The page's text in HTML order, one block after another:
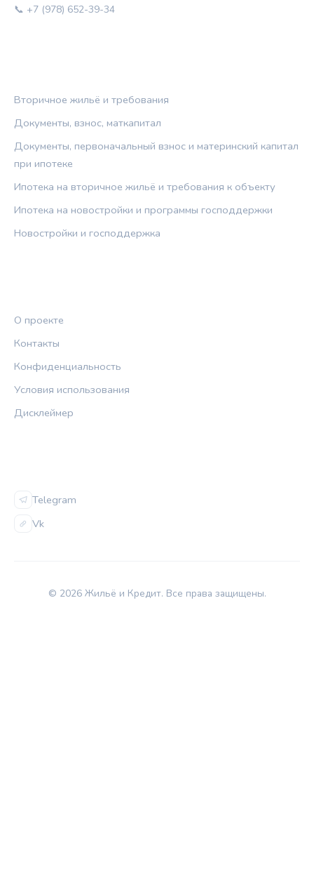
📞 +7 (978) 652-39-34
Вторичное жильё и требования
Документы, взнос, маткапитал
Документы, первоначальный взнос и материнский капитал
при ипотеке
Ипотека на вторичное жильё и требования к объекту
Ипотека на новостройки и программы господдержки
Новостройки и господдержка
О проекте
Контакты
Конфиденциальность
Условия использования
Дисклеймер
Telegram
Vk
© 2026 Жильё и Кредит. Все права защищены.